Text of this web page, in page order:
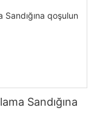
Sandığına